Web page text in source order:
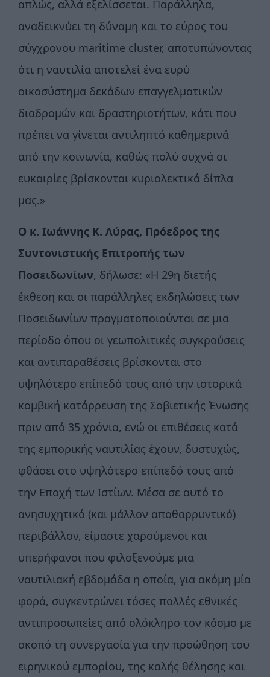
απλώς, αλλά εξελίσσεται. Παράλληλα,
αναδεικνύει τη δύναμη και το εύρος του
σύγχρονου maritime cluster, αποτυπώνοντας
ότι η ναυτιλία αποτελεί ένα ευρύ
οικοσύστημα δεκάδων επαγγελματικών
διαδρομών και δραστηριοτήτων, κάτι που
πρέπει να γίνεται αντιληπτό καθημερινά
από την κοινωνία, καθώς πολύ συχνά οι
ευκαιρίες βρίσκονται κυριολεκτικά δίπλα
μας.»
Ο κ. Ιωάννης Κ. Λύρας, Πρόεδρος της
Συντονιστικής Επιτροπής των
Ποσειδωνίων, δήλωσε: «Η 29η διετής
έκθεση και οι παράλληλες εκδηλώσεις των
Ποσειδωνίων πραγματοποιούνται σε μια
περίοδο όπου οι γεωπολιτικές συγκρούσεις
και αντιπαραθέσεις βρίσκονται στο
υψηλότερο επίπεδό τους από την ιστορικά
κομβική κατάρρευση της Σοβιετικής Ένωσης
πριν από 35 χρόνια, ενώ οι επιθέσεις κατά
της εμπορικής ναυτιλίας έχουν, δυστυχώς,
φθάσει στο υψηλότερο επίπεδό τους από
την Εποχή των Ιστίων. Μέσα σε αυτό το
ανησυχητικό (και μάλλον αποθαρρυντικό)
περιβάλλον, είμαστε χαρούμενοι και
υπερήφανοι που φιλοξενούμε μια
ναυτιλιακή εβδομάδα η οποία, για ακόμη μία
φορά, συγκεντρώνει τόσες πολλές εθνικές
αντιπροσωπείες από ολόκληρο τον κόσμο με
σκοπό τη συνεργασία για την προώθηση του
ειρηνικού εμπορίου, της καλής θέλησης και